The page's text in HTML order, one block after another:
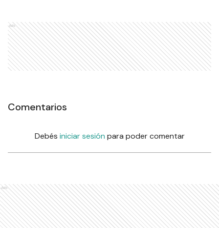
Ads
Comentarios
Debés iniciar sesión para poder comentar
Ads